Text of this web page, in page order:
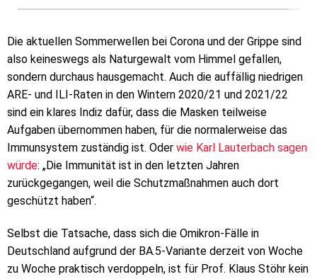
Die aktuellen Sommerwellen bei Corona und der Grippe sind
also keineswegs als Naturgewalt vom Himmel gefallen,
sondern durchaus hausgemacht. Auch die auffällig niedrigen
ARE- und ILI-Raten in den Wintern 2020/21 und 2021/22
sind ein klares Indiz dafür, dass die Masken teilweise
Aufgaben übernommen haben, für die normalerweise das
Immunsystem zuständig ist. Oder wie Karl Lauterbach sagen
würde: „Die Immunität ist in den letzten Jahren
zurückgegangen, weil die Schutzmaßnahmen auch dort
geschützt haben“.
Selbst die Tatsache, dass sich die Omikron-Fälle in
Deutschland aufgrund der BA.5-Variante derzeit von Woche
zu Woche praktisch verdoppeln, ist für Prof. Klaus Stöhr kein